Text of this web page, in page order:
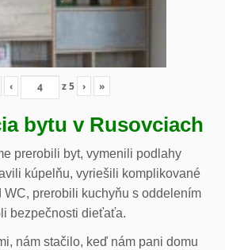
‹ z5 › »
bytu v Rusovciach
prerobili byt, vymenili podlahy
kúpelňu, vyriešili komplikované
WC, prerobili kuchyňu s oddelením
bezpečnosti dieťaťa.
nám stačilo, keď nám pani domu